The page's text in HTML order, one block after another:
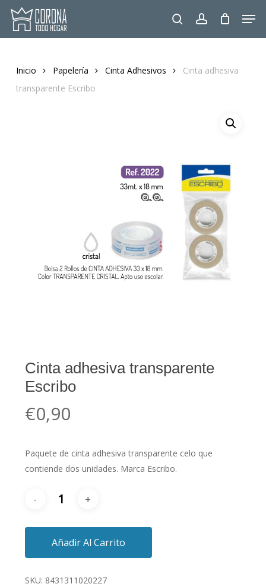
Skip
main
searchaccount
Inicio Papelería Cinta Adhesivos
Cinta adhesiva
transparente Escribo
Cinta adhesiva transparente
Escribo
€0,90
Paquete de cinta adhesiva transparente celo que
contiende dos unidades. Marca Escribo.
Añadir Al Carrito
SKU: 8431311020227